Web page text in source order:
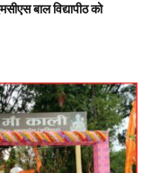
बाल विद्यापीठ को